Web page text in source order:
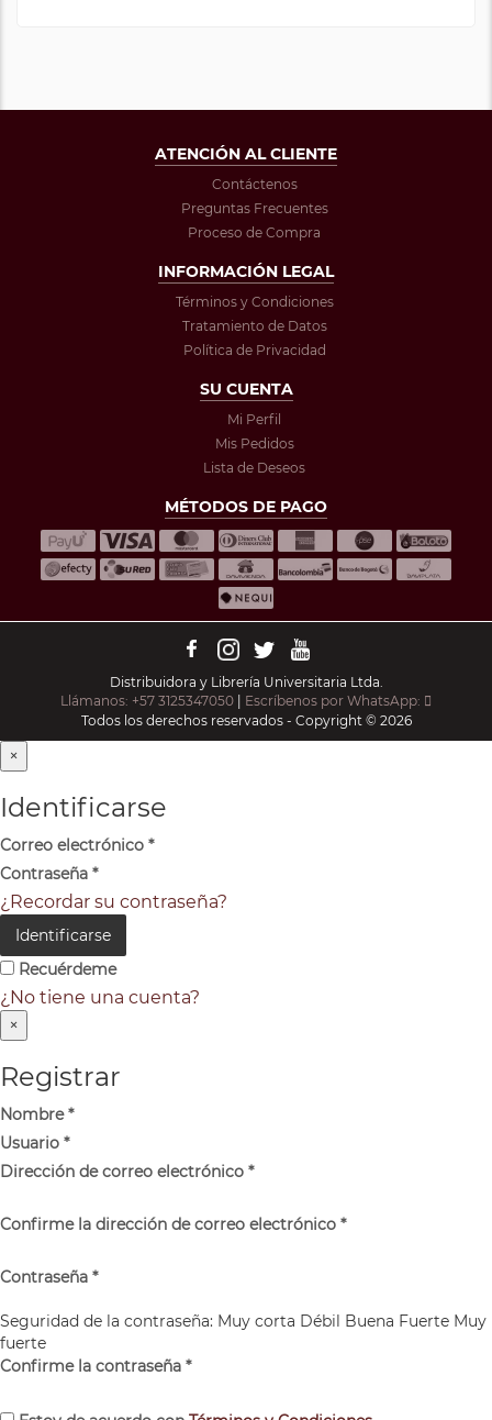
ATENCIÓN AL CLIENTE
Contáctenos
Preguntas Frecuentes
Proceso de Compra
INFORMACIÓN LEGAL
Términos y Condiciones
Tratamiento de Datos
Política de Privacidad
SU CUENTA
Mi Perfil
Mis Pedidos
Lista de Deseos
MÉTODOS DE PAGO
Distribuidora y Librería Universitaria Ltda.
Llámanos: +57 3125347050 | Escríbenos por WhatsApp:
Todos los derechos reservados - Copyright © 2026
×
Identificarse
Correo electrónico *
Contraseña *
¿Recordar su contraseña?
Identificarse
Recuérdeme
¿No tiene una cuenta?
×
Registrar
Nombre*
Usuario *
Dirección de correo electrónico *
Confirme la dirección de correo electrónico *
Contraseña *
Seguridad de la contraseña: Muy corta Débil Buena Fuerte Muy
fuerte
Confirme la contraseña *